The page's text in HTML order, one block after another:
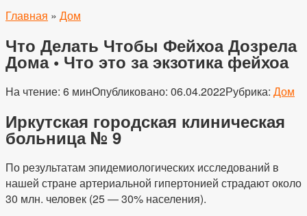
Главная » Дом
Что Делать Чтобы Фейхоа Дозрела
Дома • Что это за экзотика фейхоа
На чтение: 6 минОпубликовано: 06.04.2022Рубрика: Дом
Иркутская городская клиническая
больница № 9
По результатам эпидемиологических исследований в
нашей стране артериальной гипертонией страдают около
30 млн. человек (25 — 30% населения).